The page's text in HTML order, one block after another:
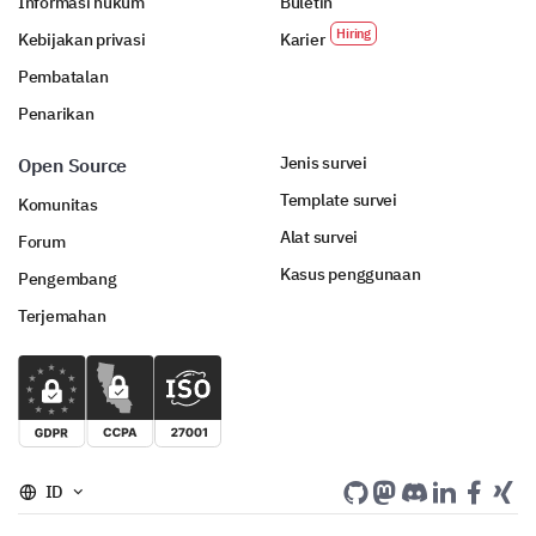
Kebijakan privasi
Pembatalan
Penarikan
Karier
Open Source
Komunitas
Forum
Pengembang
Terjemahan
Jenis survei
Template survei
Alat survei
Kasus penggunaan
ID